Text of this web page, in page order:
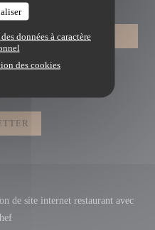
données à caractère
des cookies
de site internet restaurant avec
((ouvre une nouvelle fenêtre))